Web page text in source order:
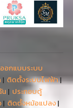
อกแบบระบบ
| ติดตั้งระบบไฟฟ้า|
น | ประกอบตู้
| ติดตั้งหม้อแปลง|